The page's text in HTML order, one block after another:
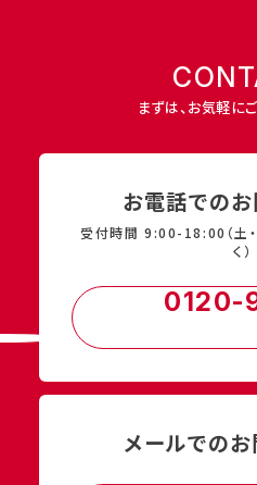
まずは、お気軽に
お電話での
受付時間 9:00-18:00（土・
く）
0120-
メールでの